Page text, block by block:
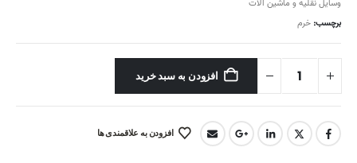
برچسب: خرم
افزودن به سبد خرید
افزودن به علاقمندی ها